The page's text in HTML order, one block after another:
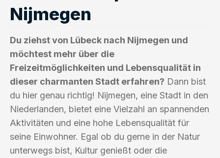
Nijmegen
Du ziehst von Lübeck nach Nijmegen und
möchtest mehr über die
Freizeitmöglichkeiten und Lebensqualität in
dieser charmanten Stadt erfahren? Dann bist
du hier genau richtig! Nijmegen, eine Stadt in den
Niederlanden, bietet eine Vielzahl an spannenden
Aktivitäten und eine hohe Lebensqualität für
seine Einwohner. Egal ob du gerne in der Natur
unterwegs bist, Kultur genießt oder die